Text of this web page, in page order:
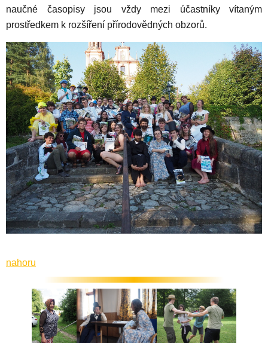
naučné časopisy jsou vždy mezi účastníky vítaným
prostředkem k rozšíření přírodovědných obzorů.
nahoru